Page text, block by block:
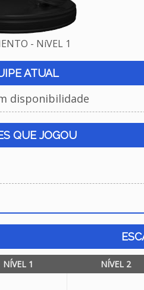
- NíVEL 1
ATUAL
disponibilidade
QUE JOGOU
NÍVEL 1 NÍVEL 2